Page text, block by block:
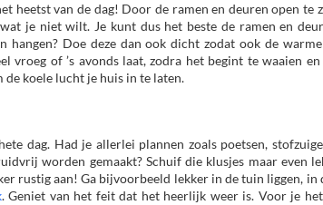
heetst van de dag! Door de ramen en deuren open te
je niet wilt. Je kunt dus het beste de ramen en
hangen? Doe deze dan ook dicht zodat ook de
vroeg of ’s avonds laat, zodra het begint te waaien
de koele lucht je huis in te laten.
dag. Had je allerlei plannen zoals poetsen,
worden gemaakt? Schuif die klusjes maar even
rustig aan! Ga bijvoorbeeld lekker in de tuin liggen, in
. Geniet van het feit dat het heerlijk weer is. Voor je